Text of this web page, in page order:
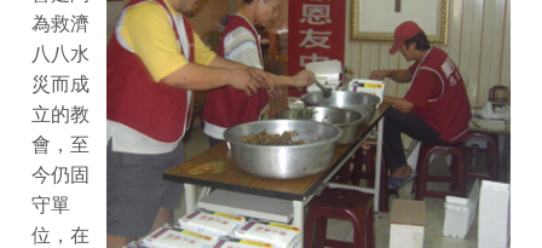
為救濟
八八水
災而成
立的教
會，至
今仍固
守單
位，在